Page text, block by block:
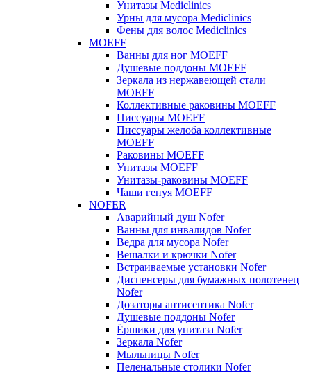
Унитазы Mediclinics
Урны для мусора Mediclinics
Фены для волос Mediclinics
MOEFF
Ванны для ног MOEFF
Душевые поддоны MOEFF
Зеркала из нержавеющей стали
MOEFF
Коллективные раковины MOEFF
Писсуары MOEFF
Писсуары желоба коллективные
MOEFF
Раковины MOEFF
Унитазы MOEFF
Унитазы-раковины MOEFF
Чаши генуя MOEFF
NOFER
Аварийный душ Nofer
Ванны для инвалидов Nofer
Ведра для мусора Nofer
Вешалки и крючки Nofer
Встраиваемые установки Nofer
Диспенсеры для бумажных полотенец
Nofer
Дозаторы антисептика Nofer
Душевые поддоны Nofer
Ёршики для унитаза Nofer
Зеркала Nofer
Мыльницы Nofer
Пеленальные столики Nofer